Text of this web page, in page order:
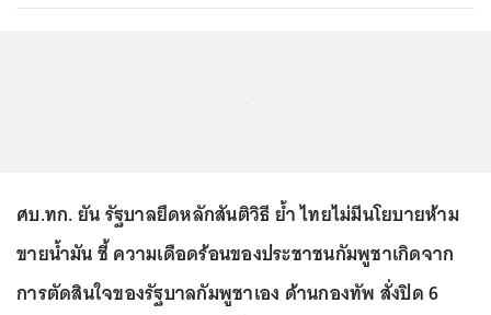
ศบ.ทก. ยัน รัฐบาลยึดหลักสันติวิธี ย้ำ ไทยไม่มีนโยบายห้าม
ขายน้ำมัน ชี้ ความเดือดร้อนของประชาชนกัมพูชาเกิดจาก
การตัดสินใจของรัฐบาลกัมพูชาเอง ด้านกองทัพ สั่งปิด 6